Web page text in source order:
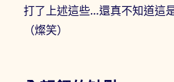
打了上述這些…還真不知道這
（燦笑）